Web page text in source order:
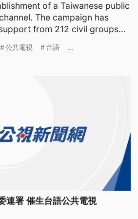
of a Taiwanese public
The campaign has
from 212 civil groups
公共電視 台語 ...
連署 催生台語公共電視